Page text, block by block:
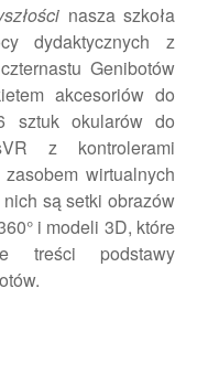
nasza szkoła
dydaktycznych z
Genibotów
akcesoriów do
sztuk okularów do
z kontrolerami
wirtualnych
są setki obrazów
i modeli 3D, które
treści podstawy